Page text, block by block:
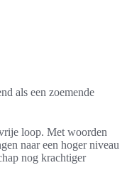
als een zoemende
loop. Met woorden
naar een hoger niveau
nog krachtiger